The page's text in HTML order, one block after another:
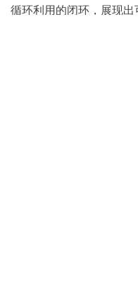
循环利用的闭环，展现